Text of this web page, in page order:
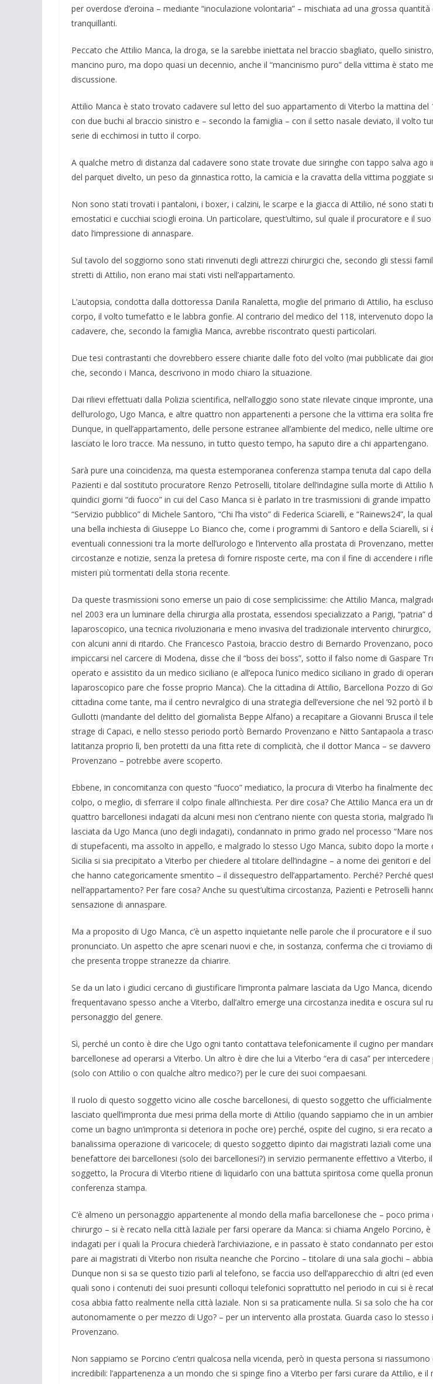
per overdose d’eroina – mediante “inoculazione volontaria” – mischiata ad una grossa quantità
tranquillanti.
Peccato che Attilio Manca, la droga, se la sarebbe iniettata nel braccio sbagliato, quello
mancino puro, ma dopo quasi un decennio, anche il “mancinismo puro” della vittima è stato
discussione.
Attilio Manca è stato trovato cadavere sul letto del suo appartamento di Viterbo la mattina del
con due buchi al braccio sinistro e – secondo la famiglia – con il setto nasale deviato, il volto
serie di ecchimosi in tutto il corpo.
A qualche metro di distanza dal cadavere sono state trovate due siringhe con tappo salva ago
del parquet divelto, un peso da ginnastica rotto, la camicia e la cravatta della vittima poggiate
Non sono stati trovati i pantaloni, i boxer, i calzini, le scarpe e la giacca di Attilio, né sono stati
emostatici e cucchiai sciogli eroina. Un particolare, quest’ultimo, sul quale il procuratore e il
dato l’impressione di annaspare.
Sul tavolo del soggiorno sono stati rinvenuti degli attrezzi chirurgici che, secondo gli stessi
stretti di Attilio, non erano mai stati visti nell’appartamento.
L’autopsia, condotta dalla dottoressa Danila Ranaletta, moglie del primario di Attilio, ha
corpo, il volto tumefatto e le labbra gonfie. Al contrario del medico del 118, intervenuto dopo
cadavere, che, secondo la famiglia Manca, avrebbe riscontrato questi particolari.
Due tesi contrastanti che dovrebbero essere chiarite dalle foto del volto (mai pubblicate dai
che, secondo i Manca, descrivono in modo chiaro la situazione.
Dai rilievi effettuati dalla Polizia scientifica, nell’alloggio sono state rilevate cinque impronte,
dell’urologo, Ugo Manca, e altre quattro non appartenenti a persone che la vittima era solita
Dunque, in quell’appartamento, delle persone estranee all’ambiente del medico, nelle ultime
lasciato le loro tracce. Ma nessuno, in tutto questo tempo, ha saputo dire a chi appartengano.
Sarà pure una coincidenza, ma questa estemporanea conferenza stampa tenuta dal capo
Pazienti e dal sostituto procuratore Renzo Petroselli, titolare dell’indagine sulla morte di Attilio
quindici giorni “di fuoco” in cui del Caso Manca si è parlato in tre trasmissioni di grande
“Servizio pubblico” di Michele Santoro, “Chi l’ha visto” di Federica Sciarelli, e “Rainews24”, la
una bella inchiesta di Giuseppe Lo Bianco che, come i programmi di Santoro e della Sciarelli, si
eventuali connessioni tra la morte dell’urologo e l’intervento alla prostata di Provenzano,
circostanze e notizie, senza la pretesa di fornire risposte certe, ma con il fine di accendere i
misteri più tormentati della storia recente.
Da queste trasmissioni sono emerse un paio di cose semplicissime: che Attilio Manca,
nel 2003 era un luminare della chirurgia alla prostata, essendosi specializzato a Parigi, “patria”
laparoscopico, una tecnica rivoluzionaria e meno invasiva del tradizionale intervento
con alcuni anni di ritardo. Che Francesco Pastoia, braccio destro di Bernardo Provenzano,
impiccarsi nel carcere di Modena, disse che il “boss dei boss”, sotto il falso nome di Gaspare
operato e assistito da un medico siciliano (e all’epoca l’unico medico siciliano in grado di
laparoscopico pare che fosse proprio Manca). Che la cittadina di Attilio, Barcellona Pozzo di
cittadina come tante, ma il centro nevralgico di una strategia dell’eversione che nel ’92 portò il
Gullotti (mandante del delitto del giornalista Beppe Alfano) a recapitare a Giovanni Brusca il
strage di Capaci, e nello stesso periodo portò Bernardo Provenzano e Nitto Santapaola a
latitanza proprio lì, ben protetti da una fitta rete di complicità, che il dottor Manca – se
Provenzano – potrebbe avere scoperto.
Ebbene, in concomitanza con questo “fuoco” mediatico, la procura di Viterbo ha finalmente
colpo, o meglio, di sferrare il colpo finale all’inchiesta. Per dire cosa? Che Attilio Manca era un
quattro barcellonesi indagati da alcuni mesi non c’entrano niente con questa storia, malgrado
lasciata da Ugo Manca (uno degli indagati), condannato in primo grado nel processo “Mare
di stupefacenti, ma assolto in appello, e malgrado lo stesso Ugo Manca, subito dopo la morte
Sicilia si sia precipitato a Viterbo per chiedere al titolare dell’indagine – a nome dei genitori e
che hanno categoricamente smentito – il dissequestro dell’appartamento. Perché? Perché
nell’appartamento? Per fare cosa? Anche su quest’ultima circostanza, Pazienti e Petroselli
sensazione di annaspare.
Ma a proposito di Ugo Manca, c’è un aspetto inquietante nelle parole che il procuratore e il
pronunciato. Un aspetto che apre scenari nuovi e che, in sostanza, conferma che ci troviamo
che presenta troppe stranezze da chiarire.
Se da un lato i giudici cercano di giustificare l’impronta palmare lasciata da Ugo Manca,
frequentavano spesso anche a Viterbo, dall’altro emerge una circostanza inedita e oscura sul
personaggio del genere.
Sì, perché un conto è dire che Ugo ogni tanto contattava telefonicamente il cugino per
barcellonese ad operarsi a Viterbo. Un altro è dire che lui a Viterbo “era di casa” per intercedere
(solo con Attilio o con qualche altro medico?) per le cure dei suoi compaesani.
Il ruolo di questo soggetto vicino alle cosche barcellonesi, di questo soggetto che
lasciato quell’impronta due mesi prima della morte di Attilio (quando sappiamo che in un
come un bagno un’impronta si deteriora in poche ore) perché, ospite del cugino, si era recato
banalissima operazione di varicocele; di questo soggetto dipinto dai magistrati laziali come una
benefattore dei barcellonesi (solo dei barcellonesi?) in servizio permanente effettivo a Viterbo,
soggetto, la Procura di Viterbo ritiene di liquidarlo con una battuta spiritosa come quella
conferenza stampa.
C’è almeno un personaggio appartenente al mondo della mafia barcellonese che – poco prima
chirurgo – si è recato nella città laziale per farsi operare da Manca: si chiama Angelo Porcino, è
indagati per i quali la Procura chiederà l’archiviazione, e in passato è stato condannato per
pare ai magistrati di Viterbo non risulta neanche che Porcino – titolare di una sala giochi –
Dunque non si sa se questo tizio parli al telefono, se faccia uso dell’apparecchio di altri (ed
quali sono i contenuti dei suoi presunti colloqui telefonici soprattutto nel periodo in cui si è
cosa abbia fatto realmente nella città laziale. Non si sa praticamente nulla. Si sa solo che ha
autonomamente o per mezzo di Ugo? – per un intervento alla prostata. Guarda caso lo stesso
Provenzano.
Non sappiamo se Porcino c’entri qualcosa nella vicenda, però in questa persona si riassumono
incredibili: l’appartenenza a un mondo che si spinge fino a Viterbo per farsi curare da Attilio, e